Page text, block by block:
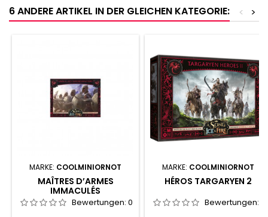
6 ANDERE ARTIKEL IN DER GLEICHEN KATEGORIE: >
<
MARKE: COOLMINIORNOT
MAÎTRES D’ARMES
IMMACULÉS
Bewertungen: 0
MARKE: COOLMINIORNOT
HÉROS TARGARYEN 2
Bewertungen: